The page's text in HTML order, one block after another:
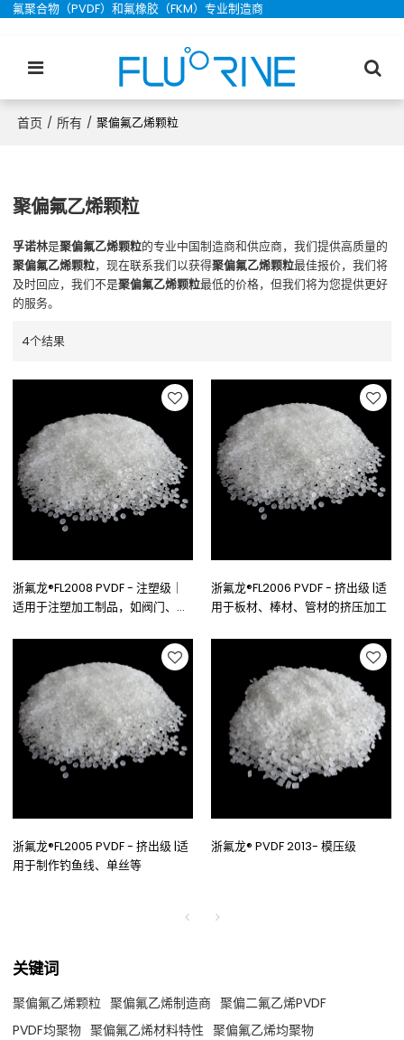
氟聚合物（PVDF）和氟橡胶（FKM）专业制造商
首页 / 所有 / 聚偏氟乙烯颗粒
聚偏氟乙烯颗粒
孚诺林是聚偏氟乙烯颗粒的专业中国制造商和供应商，我们提供高质量的
聚偏氟乙烯颗粒，现在联系我们以获得聚偏氟乙烯颗粒最佳报价，我们将
及时回应，我们不是聚偏氟乙烯颗粒最低的价格，但我们将为您提供更好
的服务。
4个结果
浙氟龙®FL2008 PVDF - 注塑级｜
适用于注塑加工制品，如阀门、
浙氟龙®FL2006 PVDF - 挤出级 |适
用于板材、棒材、管材的挤压加工
浙氟龙®FL2005 PVDF - 挤出级 |适
用于制作钓鱼线、单丝等
浙氟龙® PVDF 2013- 模压级
关键词
聚偏氟乙烯颗粒 聚偏氟乙烯制造商 聚偏二氟乙烯PVDF
PVDF均聚物 聚偏氟乙烯材料特性 聚偏氟乙烯均聚物